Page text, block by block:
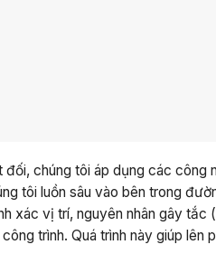
chúng tôi áp dụng các công
tôi luồn sâu vào bên trong
xác vị trí, nguyên nhân gây tắc
trình. Quá trình này giúp lên